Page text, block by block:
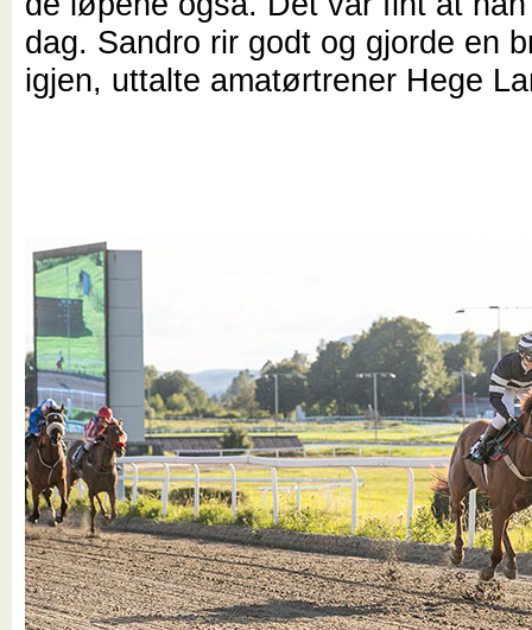
dag. Sandro rir godt og gjorde en
igjen, uttalte amatørtrener Hege